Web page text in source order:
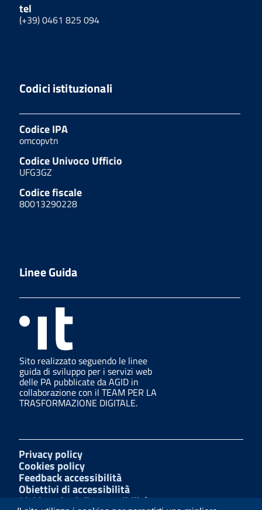
tel
(+39) 0461 825 094
Codici istituzionali
Codice IPA
omcopvtn
Codice Univoco Ufficio
UFG3GZ
Codice fiscale
80013290228
Linee Guida
Sito realizzato seguendo le linee
guida di sviluppo per i servizi web
delle PA pubblicate da AGID in
collaborazione con il TEAM PER LA
TRASFORMAZIONE DIGITALE.
Privacy policy
Cookies policy
Feedback accessibilità
Obiettivi di accessibilità
Dichiarazioni di accessibilità